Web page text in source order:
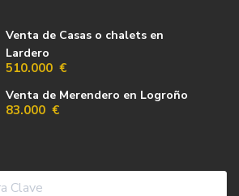
Venta de Casas o chalets en
Lardero
510.000 €
Venta de Merendero en Logroño
83.000 €